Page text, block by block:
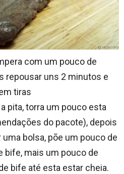
com um pouco de
repousar uns 2 minutos e
tiras
pita, torra um pouco esta
do pacote), depois
uma bolsa, põe um pouco de
bife, mais um pouco de
bife até esta estar cheia.